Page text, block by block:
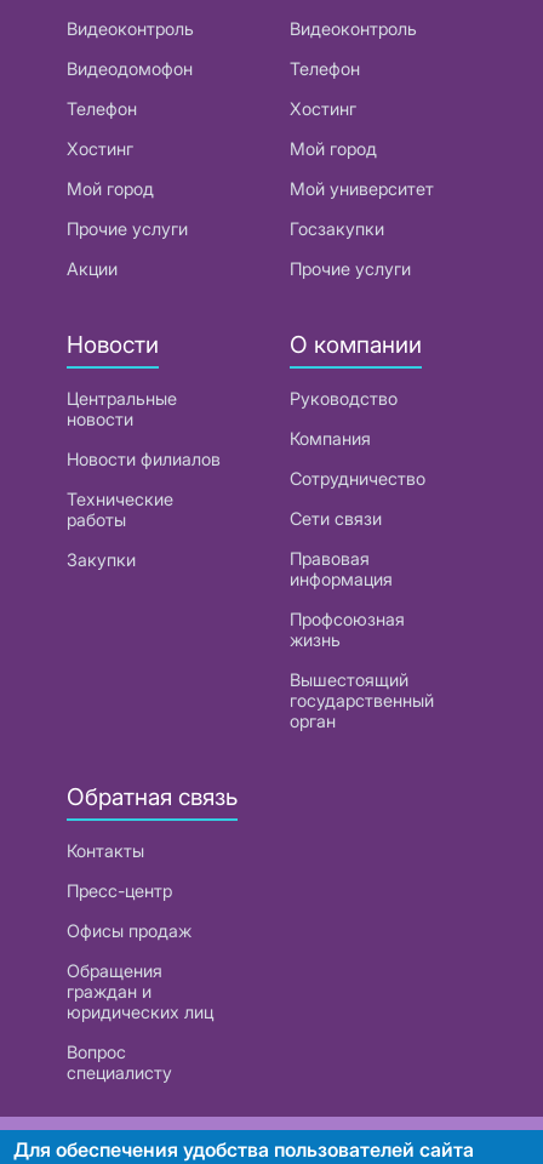
Видеоконтроль
Видеодомофон
Телефон
Хостинг
Мой город
Прочие услуги
Акции
Видеоконтроль
Телефон
Хостинг
Мой город
Мой университет
Госзакупки
Прочие услуги
Новости
Центральные
новости
Новости филиалов
Технические
работы
Закупки
О компании
Руководство
Компания
Сотрудничество
Сети связи
Правовая
информация
Профсоюзная
жизнь
Вышестоящий
государственный
орган
Обратная связь
Контакты
Пресс-центр
Офисы продаж
Обращения
граждан и
юридических лиц
Вопрос
специалисту
РУП «Белтелеком». УНП 101007741
Для обеспечения удобства пользователей сайта